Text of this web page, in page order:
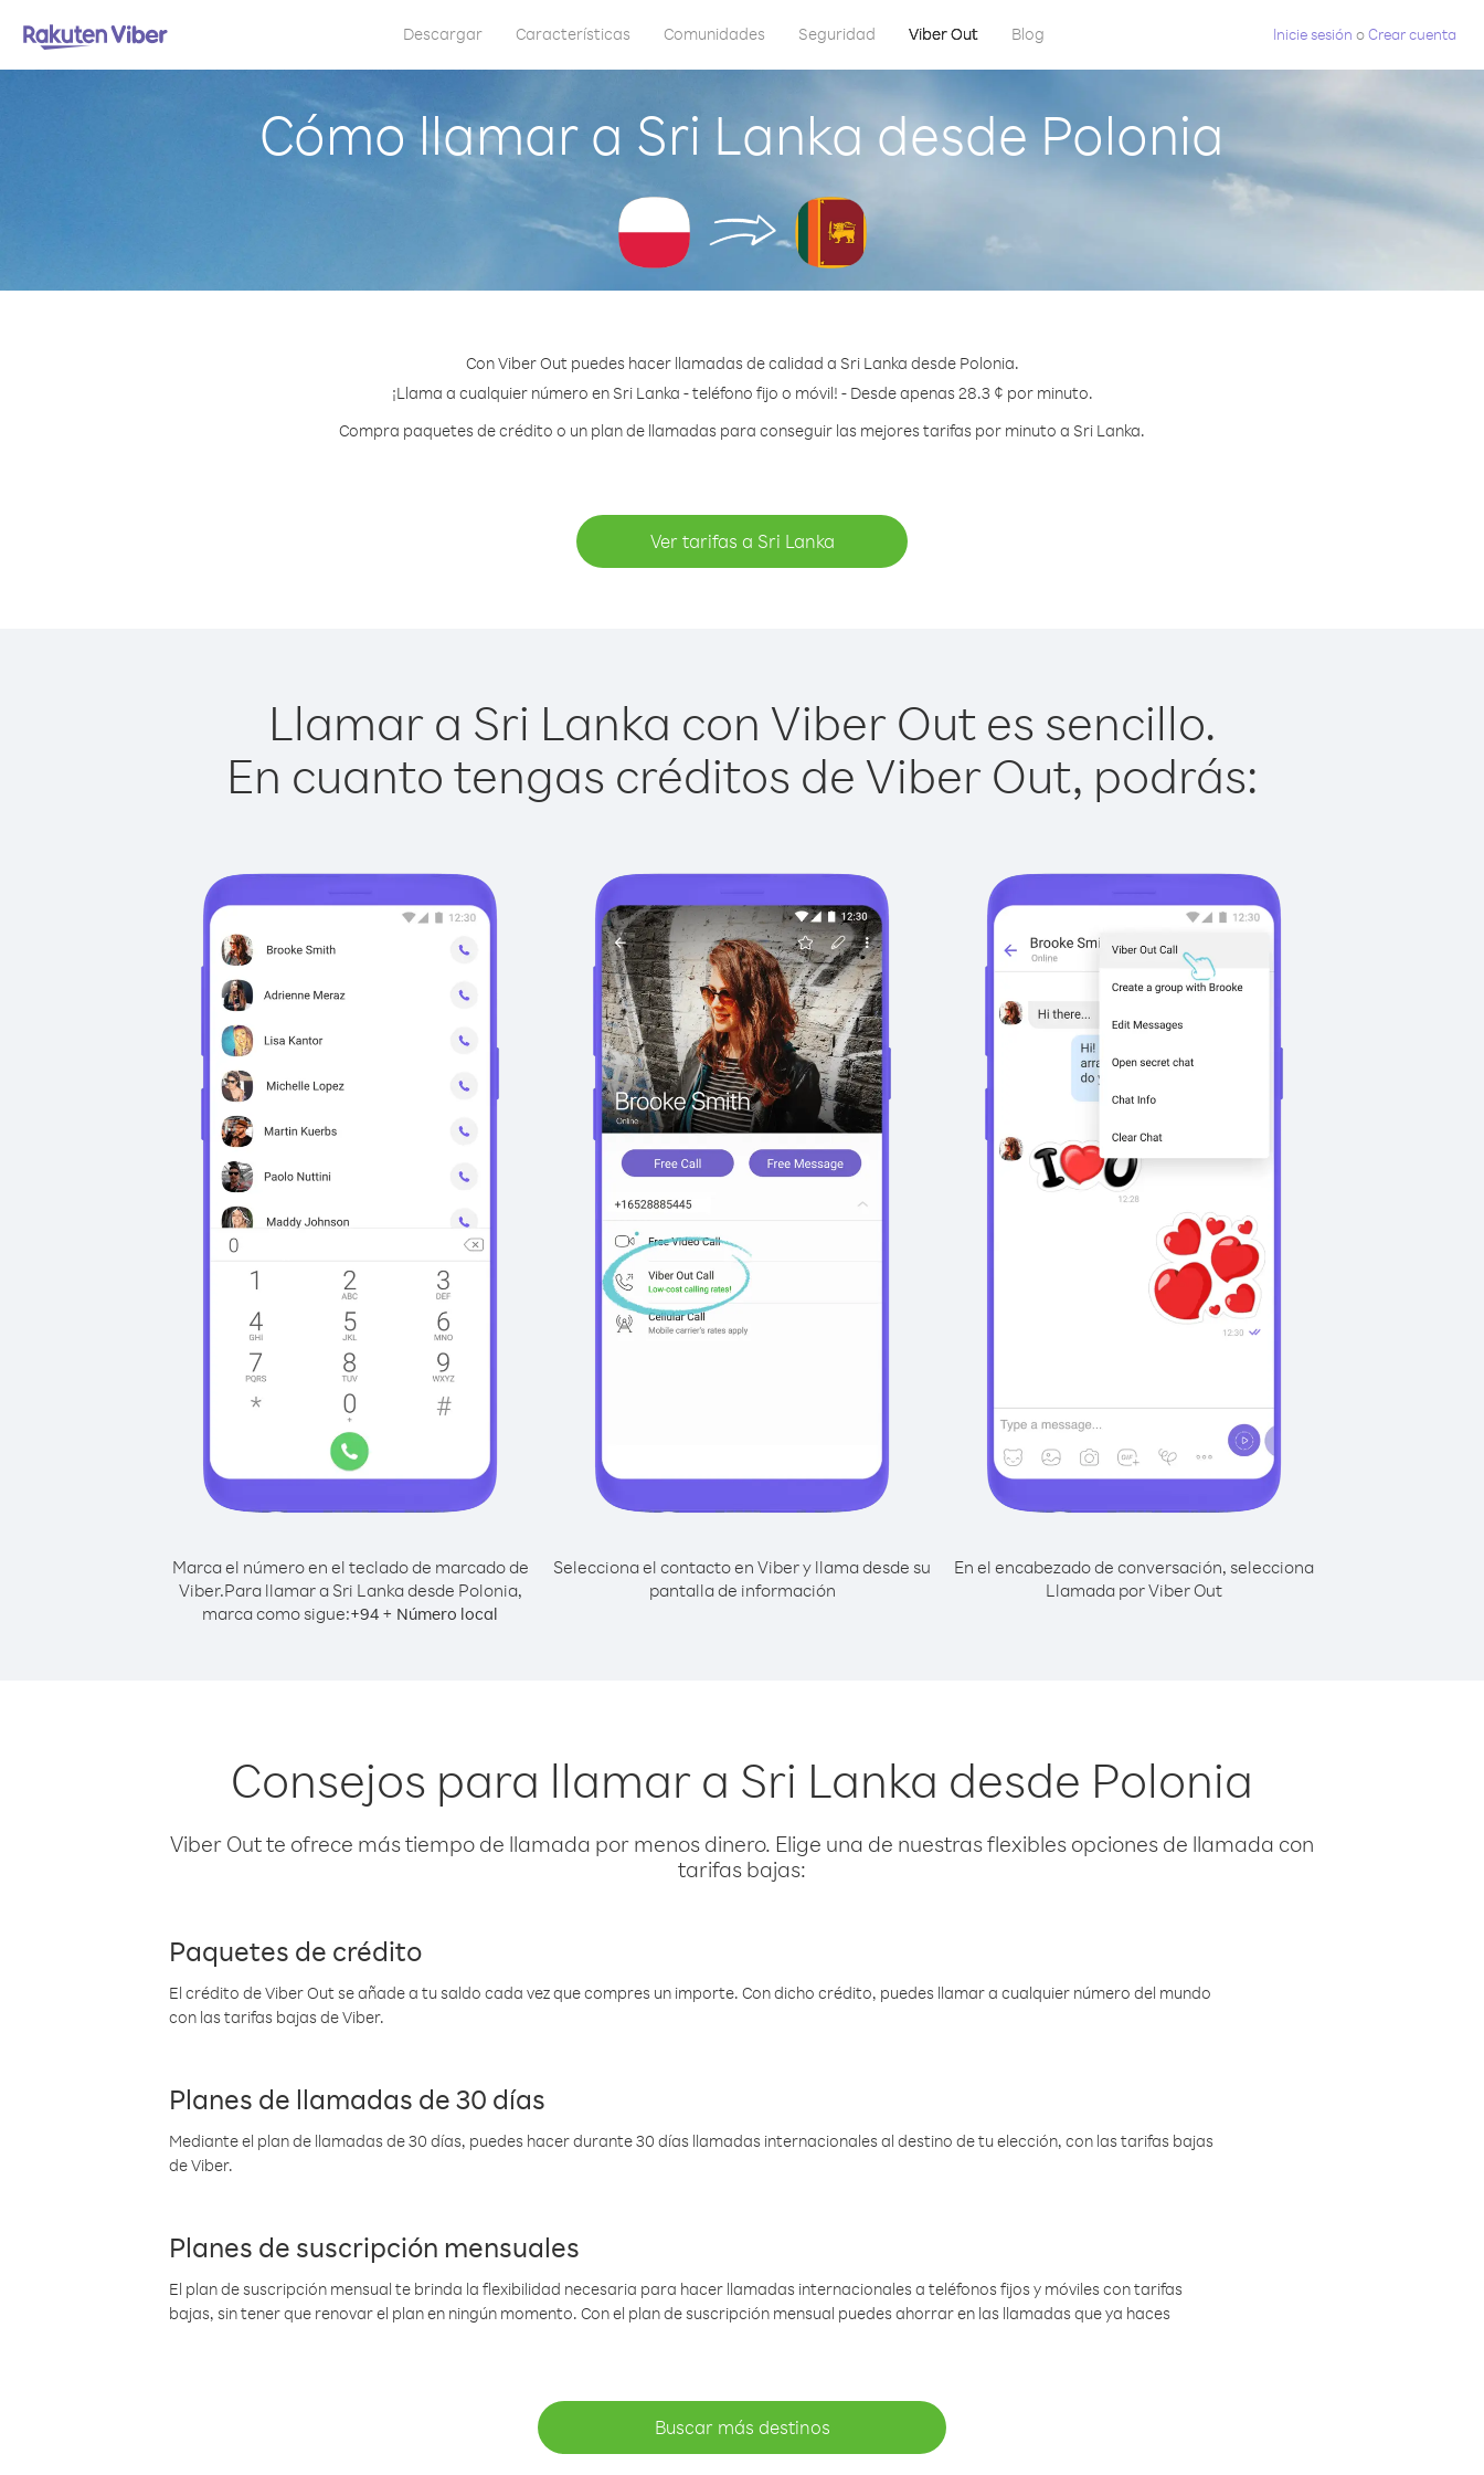
Descargar Características Comunidades Seguridad Viber Out Blog Inicie sesión oCrear cuenta
Cómo llamar a Sri Lanka desde Polonia
Con Viber Out puedes hacer llamadas de calidad a Sri Lanka desde Polonia.
¡Llama a cualquier número en Sri Lanka - teléfono fijo o móvil! - Desde apenas 28.3 ¢ por minuto.
Compra paquetes de crédito o un plan de llamadas para conseguir las mejores tarifas por minuto a Sri Lanka.
Ver tarifas a Sri Lanka
Llamar a Sri Lanka con Viber Out es sencillo.
En cuanto tengas créditos de Viber Out, podrás:
Marca el número en el teclado de marcado de
Viber.Para llamar a Sri Lanka desde Polonia,
marca como sigue:+94 + Número local
Selecciona el contacto en Viber y llama desde su
pantalla de información
En el encabezado de conversación, selecciona
Llamada por Viber Out
Consejos para llamar a Sri Lanka desde Polonia
Viber Out te ofrece más tiempo de llamada por menos dinero. Elige una de nuestras flexibles opciones de llamada con
tarifas bajas:
Paquetes de crédito
El crédito de Viber Out se añade a tu saldo cada vez que compres un importe. Con dicho crédito, puedes llamar a cualquier número del mundo
con las tarifas bajas de Viber.
Planes de llamadas de 30 días
Mediante el plan de llamadas de 30 días, puedes hacer durante 30 días llamadas internacionales al destino de tu elección, con las tarifas bajas
de Viber.
Planes de suscripción mensuales
El plan de suscripción mensual te brinda la flexibilidad necesaria para hacer llamadas internacionales a teléfonos fijos y móviles con tarifas
bajas, sin tener que renovar el plan en ningún momento. Con el plan de suscripción mensual puedes ahorrar en las llamadas que ya haces
Buscar más destinos